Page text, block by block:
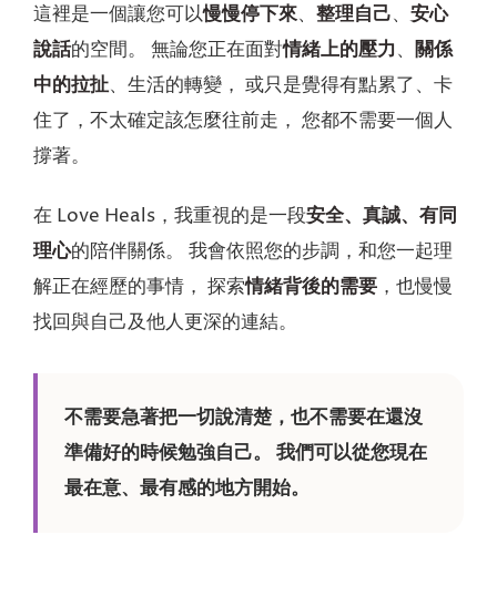
這裡是一個讓您可以慢慢停下來、 整理自己、安心
說話的空間。 無論您正在面對情緒上的壓力、
關係
中的拉扯、生活的轉變， 或只是覺得有點累了、卡
住了，不太確定該怎麼往前走， 您都不需要一個人
撐著。
在 Love Heals，我重視的是一段安全、真誠、有同
理心的陪伴關係。 我會依照您的步調，和您一起理
解正在經歷的事情， 探索情緒背後的需要 ，也慢慢
找回與自己及他人更深的連結。
不需要急著把一切說清楚，也不需要在還沒
準備好的時候勉強自己。 我們可以從您現在
最在意、最有感的地方開始。